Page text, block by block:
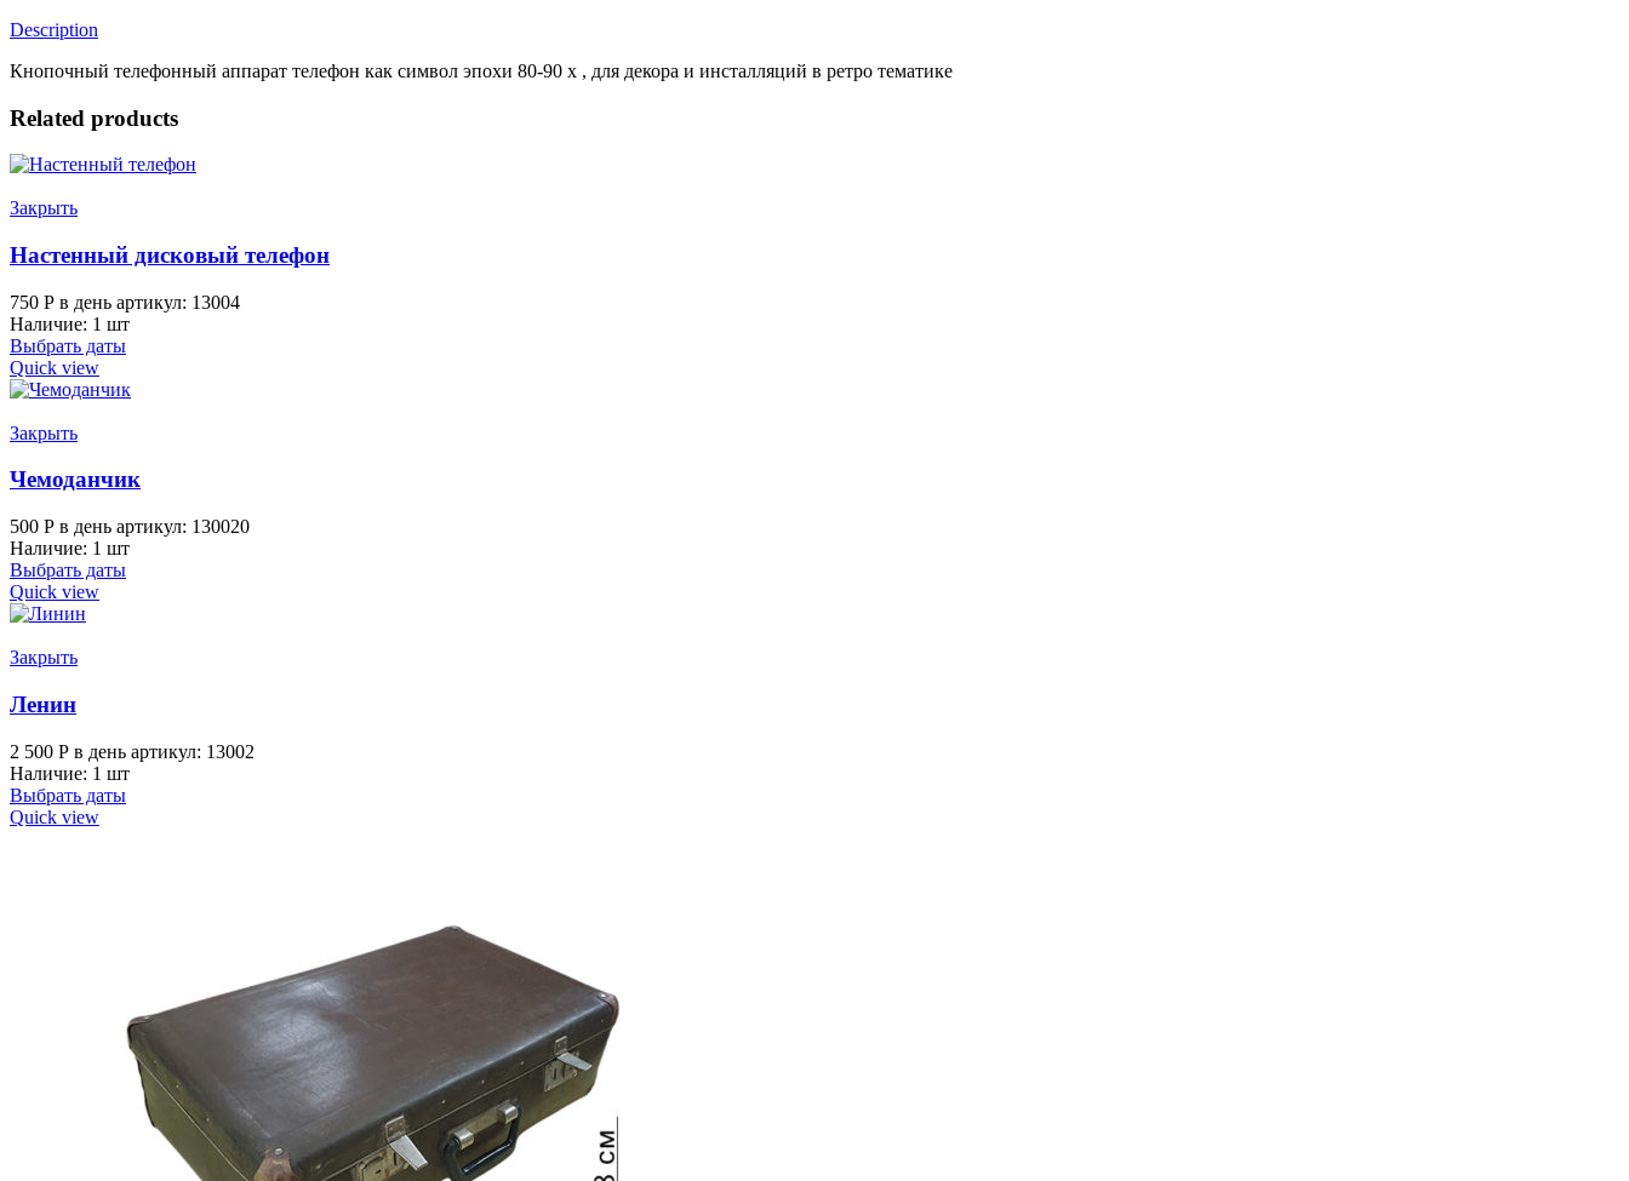
Description
Кнопочный телефонный аппарат телефон как символ эпохи 80-90 х , для декора и инсталляций в ретро тематике
Related products
Закрыть
Настенный дисковый телефон
750 Р в день артикул: 13004
Наличие: 1 шт
Выбрать даты
Quick view
Закрыть
Чемоданчик
500 Р в день артикул: 130020
Наличие: 1 шт
Выбрать даты
Quick view
Закрыть
Ленин
2 500 Р в день артикул: 13002
Наличие: 1 шт
Выбрать даты
Quick view